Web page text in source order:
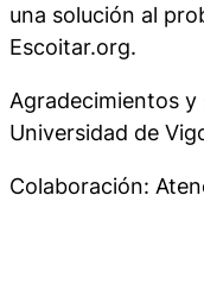
una solución al
Escoitar.org.
Agradecimientos
Universidad de
Colaboración: